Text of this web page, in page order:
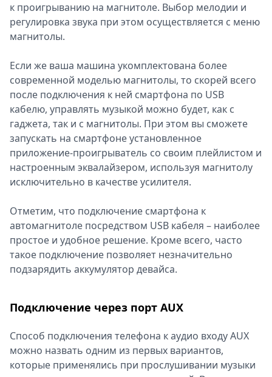
к проигрыванию на магнитоле. Выбор мелодии и
регулировка звука при этом осуществляется с меню
магнитолы.
Если же ваша машина укомплектована более
современной моделью магнитолы, то скорей всего
после подключения к ней смартфона по USB
кабелю, управлять музыкой можно будет, как с
гаджета, так и с магнитолы. При этом вы сможете
запускать на смартфоне установленное
приложение-проигрыватель со своим плейлистом и
настроенным эквалайзером, используя магнитолу
исключительно в качестве усилителя.
Отметим, что подключение смартфона к
автомагнитоле посредством USB кабеля – наиболее
простое и удобное решение. Кроме всего, часто
такое подключение позволяет незначительно
подзарядить аккумулятор девайса.
Подключение через порт AUX
Способ подключения телефона к аудио входу AUX
можно назвать одним из первых вариантов,
которые применялись при прослушивании музыки